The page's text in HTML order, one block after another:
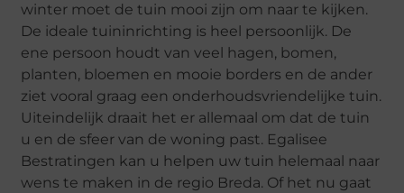
winter moet de tuin mooi zijn om naar te kijken.
De ideale tuininrichting is heel persoonlijk. De
ene persoon houdt van veel hagen, bomen,
planten, bloemen en mooie borders en de ander
ziet vooral graag een onderhoudsvriendelijke tuin.
Uiteindelijk draait het er allemaal om dat de tuin
u en de sfeer van de woning past. Egalisee
Bestratingen kan u helpen uw tuin helemaal naar
wens te maken in de regio Breda. Of het nu gaat